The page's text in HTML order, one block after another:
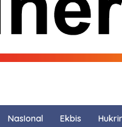
NasIonal Ekbis